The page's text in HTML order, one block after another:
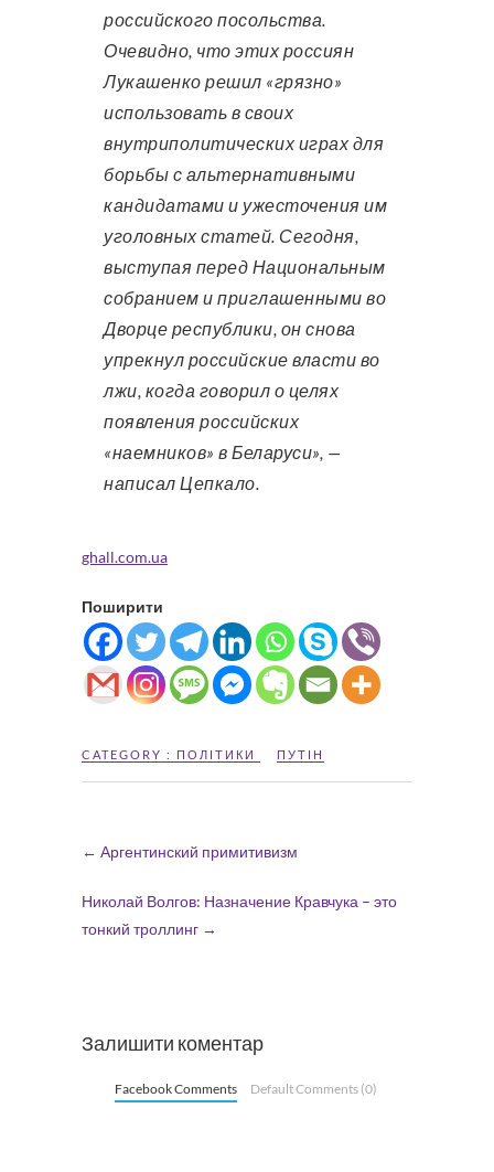
российского посольства.
Очевидно, что этих россиян
Лукашенко решил «грязно»
использовать в своих
внутриполитических играх для
борьбы с альтернативными
кандидатами и ужесточения им
уголовных статей. Сегодня,
выступая перед Национальным
собранием и приглашенными во
Дворце республики, он снова
упрекнул российские власти во
лжи, когда говорил о целях
появления российских
«наемников» в Беларуси», —
написал Цепкало.
ghall.com.ua
Поширити
CATEGORY : ПОЛІТИКИ ПУТІН
← Аргентинский примитивизм
Николай Волгов: Назначение Кравчука – это
тонкий троллинг →
Залишити коментар
Facebook Comments Default Comments (0)